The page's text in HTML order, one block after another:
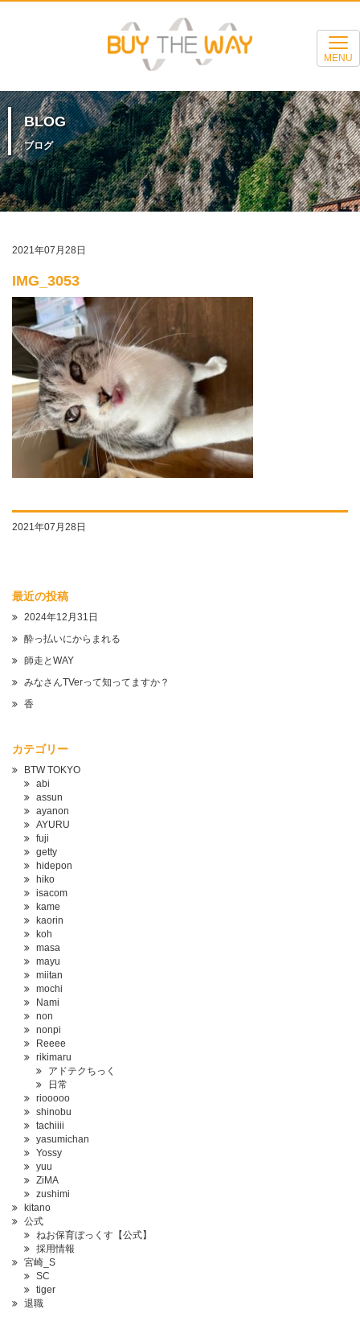
MENU
BLOG
ブログ
2021年07月28日
IMG_3053
2021年07月28日
最近の投稿
2024年12月31日
酔っ払いにからまれる
師走とWAY
みなさんTVerって知ってますか？
香
カテゴリー
BTW TOKYO
abi
assun
ayanon
AYURU
fuji
getty
hidepon
hiko
isacom
kame
kaorin
koh
masa
mayu
miitan
mochi
Nami
non
nonpi
Reeee
rikimaru
アドテクちっく
日常
riooooo
shinobu
tachiiii
yasumichan
Yossy
yuu
ZiMA
zushimi
kitano
公式
ねお保育ぼっくす【公式】
採用情報
宮崎_S
SC
tiger
退職